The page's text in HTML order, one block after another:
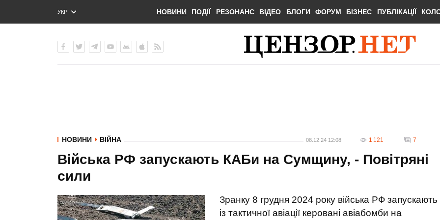
УКР
ENG
НОВИНИ ПОДІЇ РЕЗОНАНС ВІДЕО БЛОГИ ФОРУМ БІЗНЕС ПУБЛІКАЦІЇ
НОВИНИ ВІЙНА 08.12.24 12:08 1 121 7
Війська РФ запускають КАБи на Сумщину, - Повітряні
сили
Зранку 8 грудня 2024 року війська РФ запускають
із тактичної авіації керовані авіабомби на